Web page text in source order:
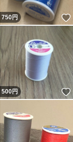
いいね！
750円
いいね！
500円